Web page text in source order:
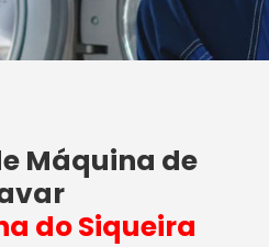
Máquina de
do Siqueira